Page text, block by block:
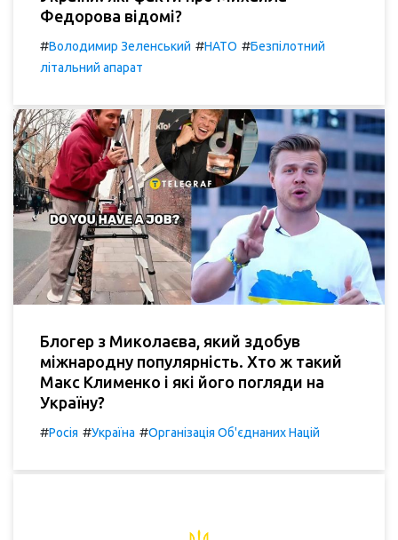
Федорова відомі?
#Володимир Зеленський #НАТО #Безпілотний
літальний апарат
Блогер з Миколаєва, який здобув
міжнародну популярність. Хто ж такий
Макс Клименко і які його погляди на
Україну?
#Росія #Україна #Організація Об'єднаних Націй